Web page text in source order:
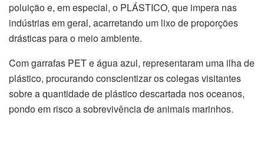
poluição e, em especial, o PLÁSTICO, que impera nas
indústrias em geral, acarretando um lixo de proporções
drásticas para o meio ambiente.
Com garrafas PET e água azul, representaram uma ilha de
plástico, procurando conscientizar os colegas visitantes
sobre a quantidade de plástico descartada nos oceanos,
pondo em risco a sobrevivência de animais marinhos.